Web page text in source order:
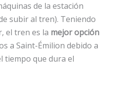
de la estación
subir al tren). Teniendo
el tren es la mejor opción
a Saint-Émilion debido a
tiempo que dura el